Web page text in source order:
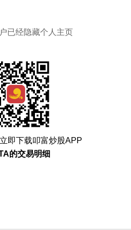
已经隐藏个人主页
即下载叩富炒股APP
的交易明细